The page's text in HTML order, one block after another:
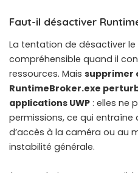
Faut-il désactiver
La tentation de désactiver
compréhensible quand il
ressources. Mais supprimer
RuntimeBroker.exe
applications UWP : elles ne
permissions, ce qui
d’accès à la caméra ou au
instabilité générale.